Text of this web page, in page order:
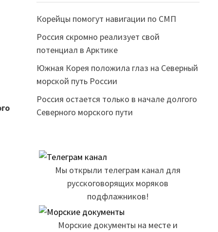
Корейцы помогут навигации по СМП
Россия скромно реализует свой
потенциал в Арктике
Южная Корея положила глаз на Северный
морской путь России
Россия остается только в начале долгого
Северного морского пути
Мы открыли телеграм канал для
русскоговорящих моряков
подфлажников!
Морские документы на месте и